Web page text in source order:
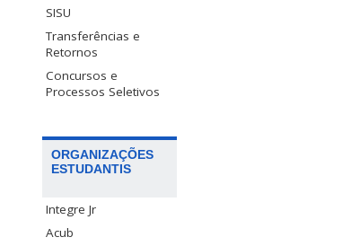
SISU
Transferências e
Retornos
Concursos e
Processos Seletivos
ORGANIZAÇÕES
ESTUDANTIS
Integre Jr
Acub